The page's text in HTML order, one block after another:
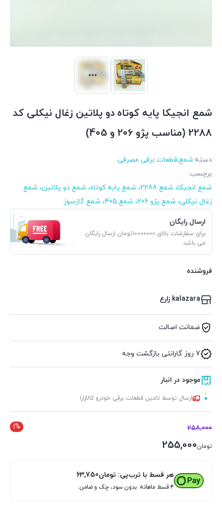
شمع انجیکا پایه کوتاه دو پلاتین زغال نیکلی کد
2288 (مناسب پژو 206 و 405)
دسته:شمع,قطعات برقی مصرفی
برچسب:
شمع انجیکا، شمع 2288، شمع پایه کوتاه، شمع دو پلاتین، شمع
زغال نیکلی، شمع پژو 206، شمع 405، شمع گازسوز
ارسال رایگان
برای سفارشات بالای 10000000تومان ارسال رایگان
می باشد.
فروشنده
kalazara زارع
ضمانت اصالت
7 روز گارانتی بازگشت وجه
موجود در انبار
ارسال توسط تامین قطعات برقی خودرو کالازارا
1% 258,000
تومان255,000
هر قسط با ترب‌پی: تومان63,750
۴ قسط ماهانه. بدون سود، چک و ضامن.